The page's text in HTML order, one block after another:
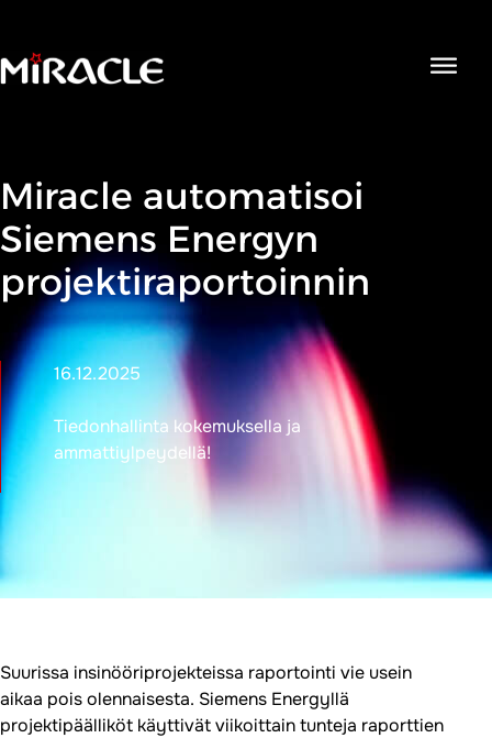
Open
Miracle automatisoi
Siemens Energyn
projektiraportoinnin
16.12.2025
Tiedonhallinta kokemuksella ja
ammattiylpeydellä!
Suurissa insinööriprojekteissa raportointi vie usein
aikaa pois olennaisesta. Siemens Energyllä
projektipäälliköt käyttivät viikoittain tunteja raporttien